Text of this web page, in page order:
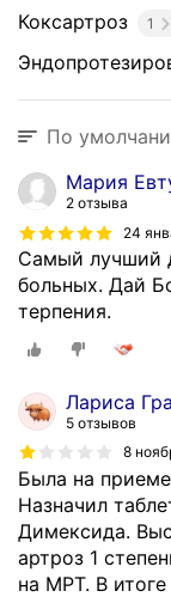
Коксартроз 1
По
Мария
2 отзыва
24
Самый лучший
больных. Дай
терпения.
Лариса
5 отзывов
8
Была на
Назначил
Димексида.
артроз 1
на МРТ. В